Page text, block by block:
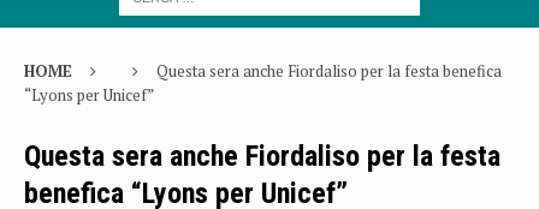
HOME
Questa sera anche Fiordaliso per la festa benefica
“Lyons per Unicef”
Questa sera anche Fiordaliso per la festa
benefica “Lyons per Unicef”